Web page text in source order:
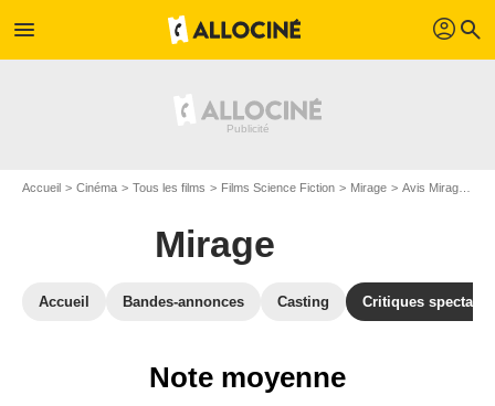
menu profil search
Accueil Cinéma Tous les films Films Science Fiction Mirage Avis Mirage
Mirage
Accueil Bandes-annonces Casting Critiques
Note moyenne